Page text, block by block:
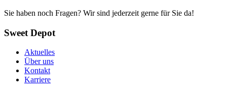
Sie haben noch Fragen? Wir sind jederzeit gerne für Sie da!
Sweet Depot
Aktuelles
Über uns
Kontakt
Karriere